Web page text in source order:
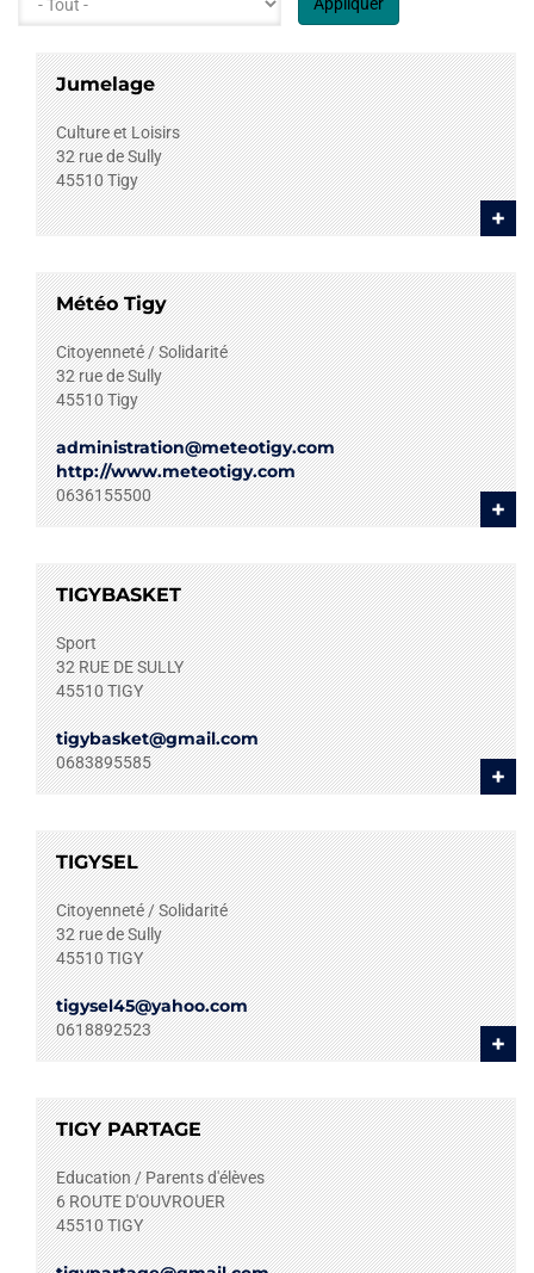
Jumelage
Culture et Loisirs
32 rue de Sully
45510Tigy
+
Météo Tigy
Citoyenneté / Solidarité
32 rue de Sully
45510Tigy
administration@meteotigy.com
http://www.meteotigy.com
0636155500 +
TIGYBASKET
Sport
32 RUE DE SULLY
45510TIGY
tigybasket@gmail.com
0683895585 +
TIGYSEL
Citoyenneté / Solidarité
32 rue de Sully
45510TIGY
tigysel45@yahoo.com
0618892523 +
TIGY PARTAGE
Education / Parents d'élèves
6 ROUTE D'OUVROUER
45510TIGY